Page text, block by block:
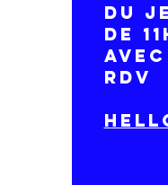
DU
DE
RDV